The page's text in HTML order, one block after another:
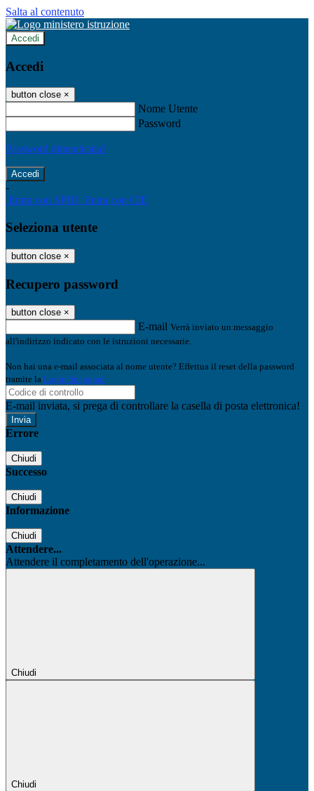
Salta al contenuto
Accedi
Accedi
button close ×
Nome Utente
Password
Password dimenticata?
-
Entra con SPID Entra con CIE
Seleziona utente
button close ×
Recupero password
button close ×
E-mail Verrà inviato un messaggio
all'indirizzo indicato con le istruzioni necessarie.
Non hai una e-mail associata al nome utente? Effettua il reset della password
tramite la Login Spaggiari
E-mail inviata, si prega di controllare la casella di posta elettronica!
Errore
Chiudi
Successo
Chiudi
Informazione
Chiudi
Attendere...
Attendere il completamento dell'operazione...
Chiudi
Chiudi